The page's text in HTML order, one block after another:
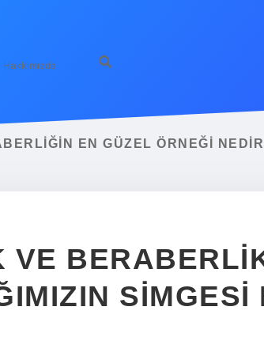
Hakkımızda
EN GÜZEL ÖRNEĞI NEDIR
VE
SIMGESI